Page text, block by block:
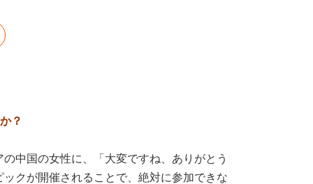
？
中国の女性に、「大変ですね、ありがとう
クが開催されることで、絶対に参加できな